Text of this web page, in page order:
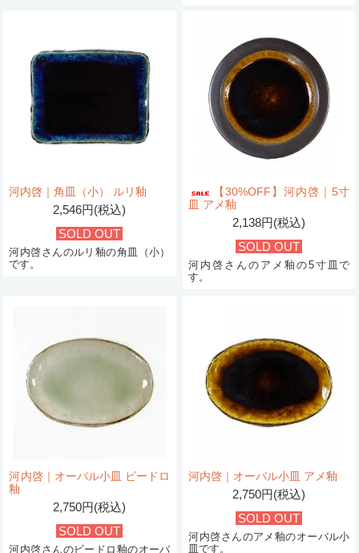
河内啓｜角皿（小） ルリ釉
2,546円(税込)
SOLD OUT
河内啓さんのルリ釉の角皿（小）
です。
【30%OFF】河内啓｜5寸
皿 アメ釉
2,138円(税込)
SOLD OUT
河内啓さんのアメ釉の5寸皿で
す。
河内啓｜オーバル小皿 ビードロ
釉
2,750円(税込)
SOLD OUT
河内啓さんのビードロ釉のオーバ
河内啓｜オーバル小皿 アメ釉
2,750円(税込)
SOLD OUT
河内啓さんのアメ釉のオーバル小
皿です。